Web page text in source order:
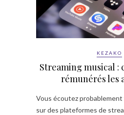
KEZAKO
Streaming musical :
rémunérés les
Vous écoutez
sur des plateformes de